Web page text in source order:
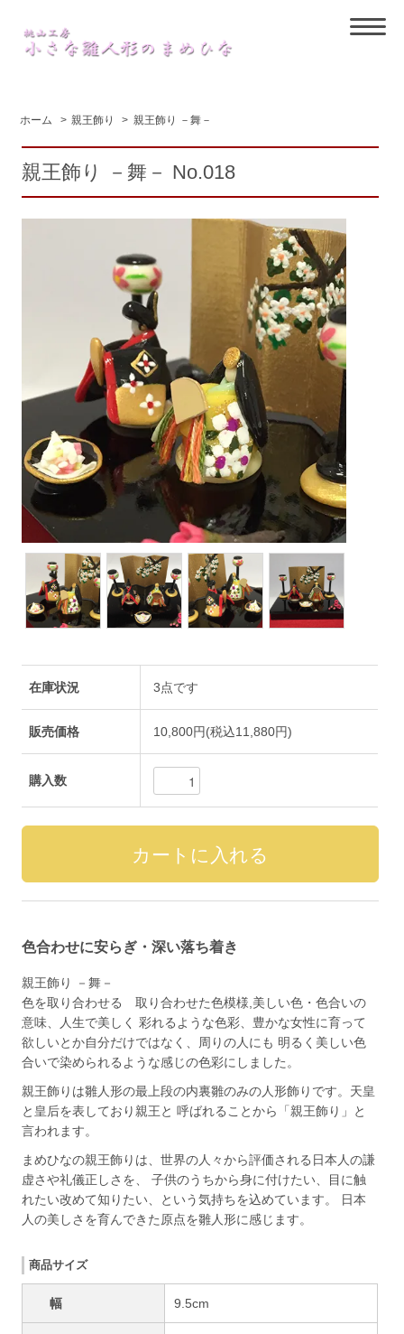
ホーム > 親王飾り > 親王飾り －舞－
親王飾り －舞－ No.018
在庫状況 3点です
販売価格 10,800円(税込11,880円)
購入数
色合わせに安らぎ・深い落ち着き
親王飾り －舞－
色を取り合わせる 取り合わせた色模様,美しい色・色合いの
意味、人生で美しく 彩れるような色彩、豊かな女性に育って
欲しいとか自分だけではなく、周りの人にも 明るく美しい色
合いで染められるような感じの色彩にしました。
親王飾りは雛人形の最上段の内裏雛のみの人形飾りです。天皇
と皇后を表しており親王と 呼ばれることから「親王飾り」と
言われます。
まめひなの親王飾りは、世界の人々から評価される日本人の謙
虚さや礼儀正しさを、 子供のうちから身に付けたい、目に触
れたい改めて知りたい、という気持ちを込めています。 日本
人の美しさを育んできた原点を雛人形に感じます。
商品サイズ
幅 9.5cm